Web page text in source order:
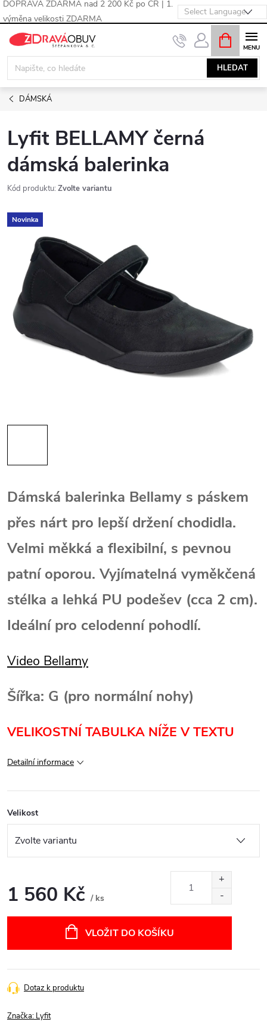
DOPRAVA ZDARMA nad 2 200 Kč po ČR | 1.
výměna velikosti ZDARMA
Přejít
obsah
HLEDAT
NÁKUPNÍ
KOŠÍK
DÁMSKÁ
Lyfit BELLAMY černá
dámská balerinka
Kód produktu: Zvolte variantu
Novinka
Dámská balerinka Bellamy s páskem
přes nárt pro lepší držení chodidla.
Velmi měkká a flexibilní, s pevnou
patní oporou. Vyjímatelná vyměkčená
stélka a lehká PU podešev (cca 2 cm).
Ideální pro celodenní pohodlí.
Video Bellamy
Šířka: G (pro normální nohy)
VELIKOSTNÍ TABULKA NÍŽE V TEXTU
Detailní informace
Velikost
1 560 Kč / ks
VLOŽIT DO KOŠÍKU
Dotaz k produktu
Značka: Lyfit